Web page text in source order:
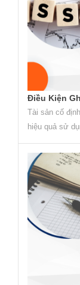
Điều Kiện
Tài sản cố
hiệu quả sử